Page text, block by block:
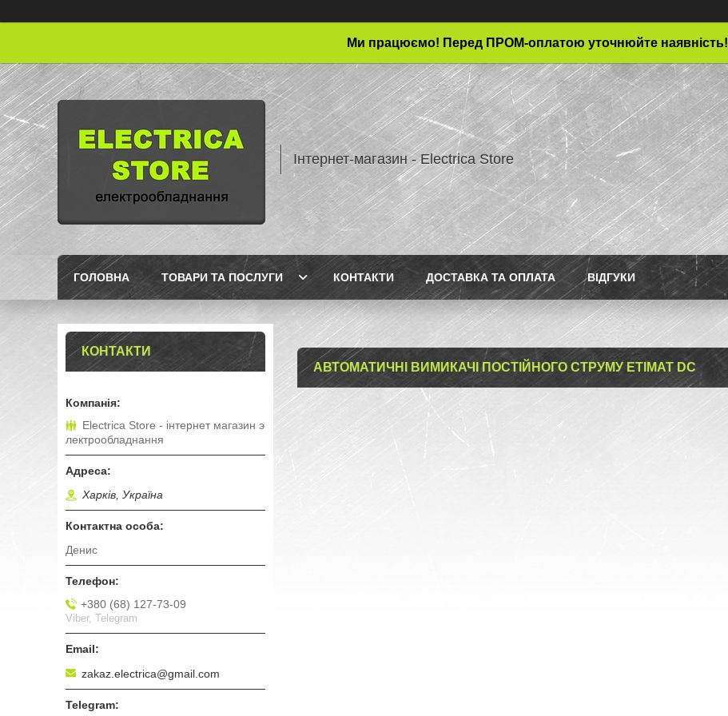
Ми працюємо! Перед ПРОМ-оплатою уточнюйте наявність!
Інтернет-магазин - Electrica Store
ГОЛОВНА ТОВАРИ ТА ПОСЛУГИ КОНТАКТИ ДОСТАВКА ТА ОПЛАТА ВІДГУКИ
АВТОМАТИЧНІ ВИМИКАЧІ ПОСТІЙНОГО СТРУМУ ETIMAT DC
КОНТАКТИ
Electrica Store - інтернет магазин э
лектрообладнання
Харків, Україна
Денис
+380 (68) 127-73-09
Viber, Telegram
zakaz.electrica@gmail.com